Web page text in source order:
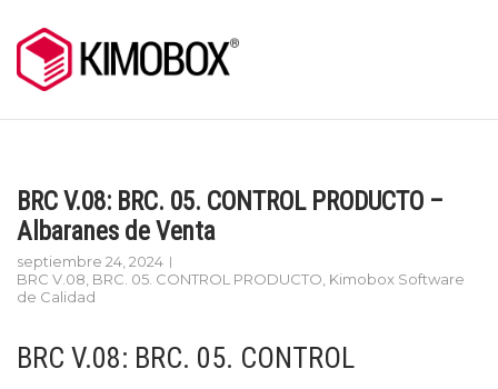
to
content
BRC V.08: BRC. 05. CONTROL PRODUCTO –
Albaranes de Venta
septiembre 24, 2024
BRC V.08 BRC. 05. CONTROL PRODUCTO Kimobox Software
de Calidad
BRC V.08: BRC. 05. CONTROL